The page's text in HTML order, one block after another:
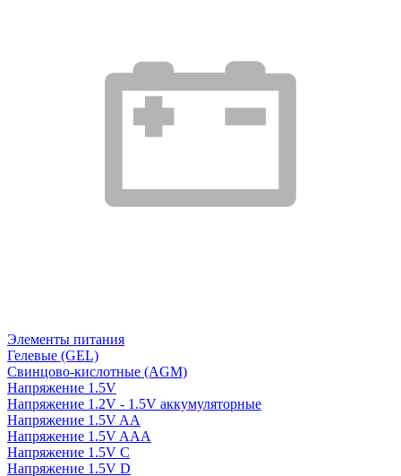
Элементы питания
Гелевые (GEL)
Свинцово-кислотные (AGM)
Напряжение 1.5V
Напряжение 1.2V - 1.5V аккумуляторные
Напряжение 1.5V AA
Напряжение 1.5V AAA
Напряжение 1.5V C
Напряжение 1.5V D